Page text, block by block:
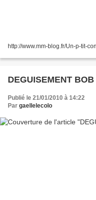
http://www.mm-blog.fr/Un-p-tit-
DEGUISEMENT
Publié le 21/01/2010 à 14:22
Par gaellelecolo